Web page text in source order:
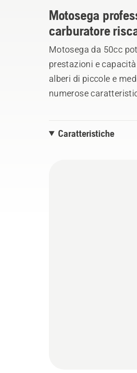
Motosega
carburatore
Motosega da 50cc
prestazioni e
alberi di piccole e
numerose
Caratteristiche